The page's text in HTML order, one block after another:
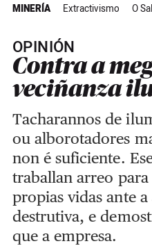
MINERÍA Extractivismo O
OPINIÓN
Contra a
veciñanza
Tacharannos de
ou alborotadores
non é suficiente.
traballan arreo para
propias vidas ante
destrutiva, e
que a empresa.